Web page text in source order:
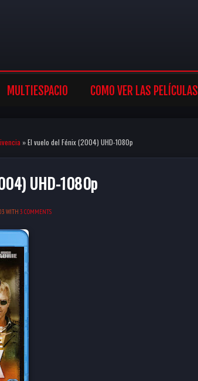
MULTIESPACIO COMO VER LAS PELÍCULAS
» El vuelo del Fénix (2004) UHD-1080p
UHD-1080p
WITH 3 COMMENTS